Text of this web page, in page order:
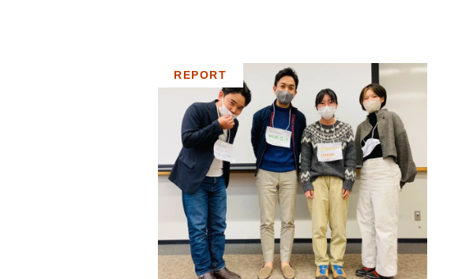
REPORT